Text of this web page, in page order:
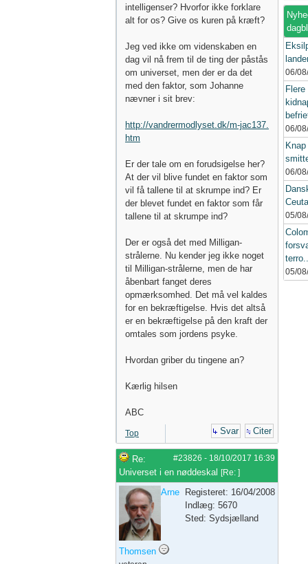
intelligenser? Hvorfor ikke forklare
alt for os? Give os kuren på kræft?
Jeg ved ikke om videnskaben en
dag vil nå frem til de ting der påstås
om universet, men der er da det
med den faktor, som Johanne
nævner i sit brev:
http://vandrermodlyset.dk/m-jac137.
htm
Er der tale om en forudsigelse her?
At der vil blive fundet en faktor som
vil få tallene til at skrumpe ind? Er
der blevet fundet en faktor som får
tallene til at skrumpe ind?
Der er også det med Milligan-
strålerne. Nu kender jeg ikke noget
til Milligan-strålerne, men de har
åbenbart fanget deres
opmærksomhed. Det må vel kaldes
for en bekræftigelse. Hvis det altså
er en bekræftigelse på den kraft der
omtales som jordens psyke.
Hvordan griber du tingene an?
Kærlig hilsen
ABC
Top Svar Citer
#23826 - 18/10/2017 16:39
Re:
Universet i en nøddeskal [Re: ]
Arne
Thomsen
Registeret: 16/04/2008
Indlæg: 5670
Sted: Sydsjælland
06/
06/
06/
05/
terro..
05/